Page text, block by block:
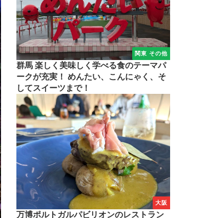
関東 その他
群馬 楽しく美味しく学べる食のテーマパ
ークが充実！ めんたい、こんにゃく、そ
してスイーツまで！
大阪
万博ポルトガルパビリオンのレストラン